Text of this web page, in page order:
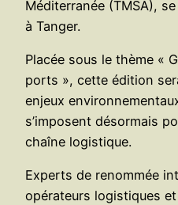
Méditerranée (TMSA),
à Tanger.
Placée sous le thème «
ports », cette édition
enjeux
s’imposent désormais
chaîne logistique.
Experts de renommée
opérateurs logistiques